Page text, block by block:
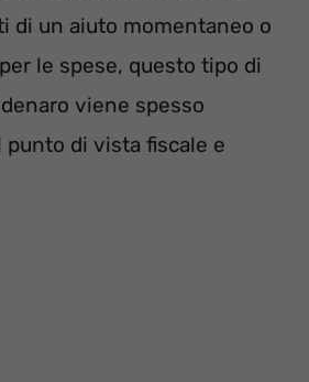
di un aiuto momentaneo o
le spese, questo tipo di
viene spesso
di vista fiscale e